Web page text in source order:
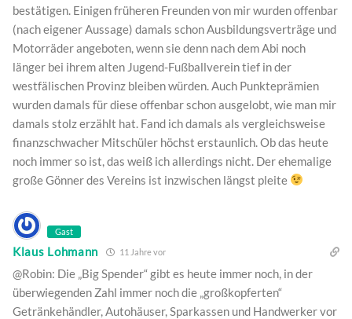
bestätigen. Einigen früheren Freunden von mir wurden offenbar
(nach eigener Aussage) damals schon Ausbildungsverträge und
Motorräder angeboten, wenn sie denn nach dem Abi noch
länger bei ihrem alten Jugend-Fußballverein tief in der
westfälischen Provinz bleiben würden. Auch Punkteprämien
wurden damals für diese offenbar schon ausgelobt, wie man mir
damals stolz erzählt hat. Fand ich damals als vergleichsweise
finanzschwacher Mitschüler höchst erstaunlich. Ob das heute
noch immer so ist, das weiß ich allerdings nicht. Der ehemalige
große Gönner des Vereins ist inzwischen längst pleite
Gast
Klaus Lohmann 11 Jahre vor
@Robin: Die „Big Spender“ gibt es heute immer noch, in der
überwiegenden Zahl immer noch die „großkopferten“
Getränkehändler, Autohäuser, Sparkassen und Handwerker vor